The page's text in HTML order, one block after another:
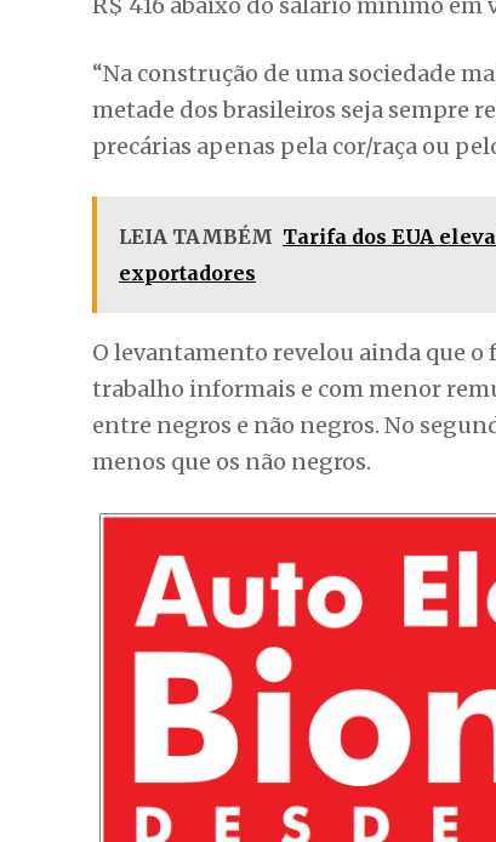
“Na construção de uma sociedade
metade dos brasileiros seja sempre
precárias apenas pela cor/raça ou
LEIA TAMBÉM Tarifa dos EUA
exportadores
O levantamento revelou ainda que o
trabalho informais e com menor
entre negros e não negros. No
menos que os não negros.